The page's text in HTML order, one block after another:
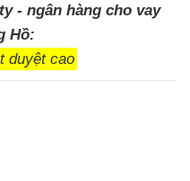
- ngân hàng cho vay
Hồ:
duyệt cao